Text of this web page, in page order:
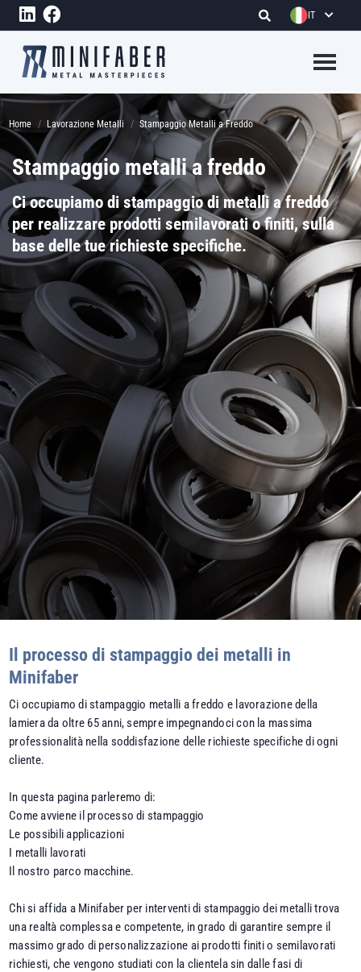
Salta al contenuto principale IT
Briciole di pane
Home Lavorazione Metalli Stampaggio Metalli a Freddo
Stampaggio metalli a freddo
Ci occupiamo di stampaggio di metalli a freddo
per realizzare prodotti semilavorati o finiti, sulla
base delle tue richieste specifiche.
Il processo di stampaggio dei metalli in
Minifaber
Ci occupiamo di stampaggio metalli a freddo e lavorazione della
lamiera da oltre 65 anni, sempre impegnandoci con la massima
professionalità nella soddisfazione delle richieste specifiche di ogni
cliente.
In questa pagina parleremo di:
Come avviene il processo di stampaggio
Le possibili applicazioni
I metalli lavorati
Il nostro parco macchine.
Chi si affida a Minifaber per interventi di stampaggio dei metalli trova
una realtà complessa e competente, in grado di garantire sempre il
massimo grado di personalizzazione ai prodotti finiti o semilavorati
richiesti, che vengono studiati con la clientela sin dalle fasi di